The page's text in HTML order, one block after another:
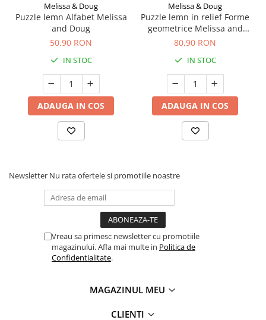
Melissa & Doug
Puzzle lemn Alfabet Melissa
and Doug
50,90 RON
IN STOC
ADAUGA IN COS
Melissa & Doug
Puzzle lemn in relief Forme
geometrice Melissa and
Doug
80,90 RON
IN STOC
ADAUGA IN COS
Newsletter Nu rata ofertele si promotiile noastre
Vreau sa primesc newsletter cu promotiile
magazinului. Afla mai multe in Politica de
Confidentialitate.
MAGAZINUL MEU
CLIENTI